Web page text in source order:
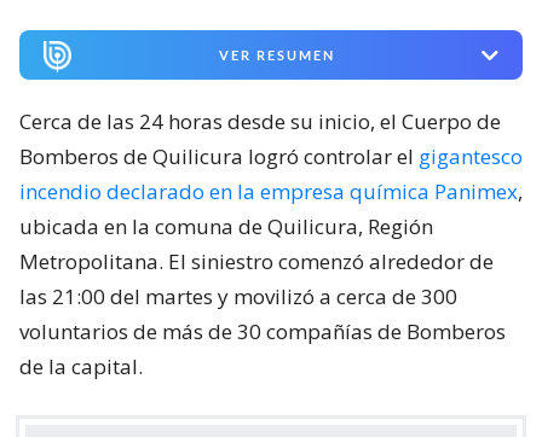
VER RESUMEN
Cerca de las 24 horas desde su inicio, el Cuerpo de
Bomberos de Quilicura logró controlar el gigantesco
incendio declarado en la empresa química Panimex,
ubicada en la comuna de Quilicura, Región
Metropolitana. El siniestro comenzó alrededor de
las 21:00 del martes y movilizó a cerca de 300
voluntarios de más de 30 compañías de Bomberos
de la capital.